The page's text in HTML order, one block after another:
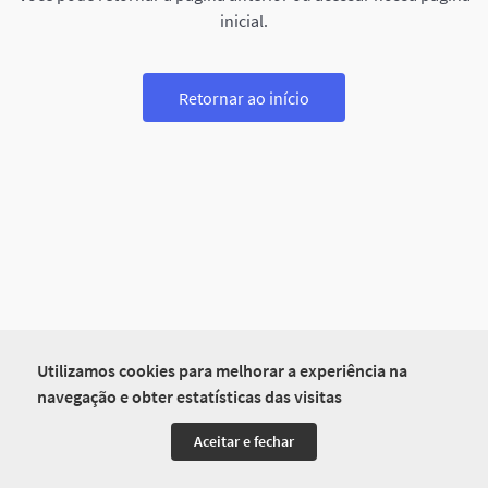
Utilizamos cookies para melhorar a experiência na
navegação e obter estatísticas das visitas
Aceitar e fechar
inicial.
Retornar ao início